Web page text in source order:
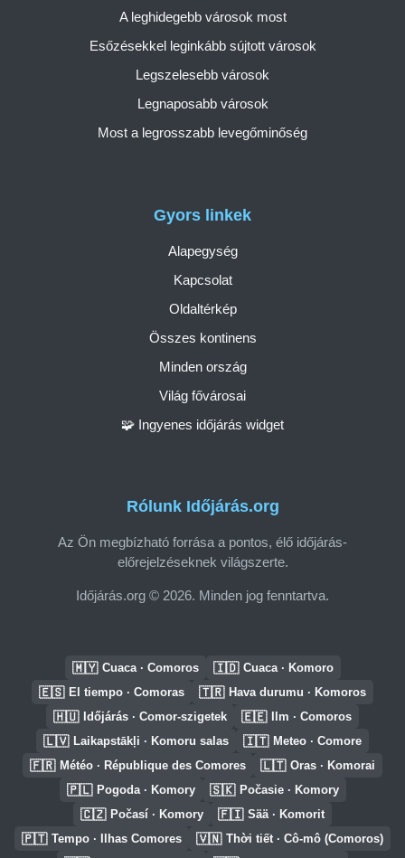
Rólunk Időjárás.org
Az Ön megbízható forrása a pontos, élő időjárás-
előrejelzéseknek világszerte.
Időjárás.org © 2026. Minden jog fenntartva.
Gyors linkek
Alapegység
Kapcsolat
Oldaltérkép
Összes kontinens
Minden ország
Világ fővárosai
🧩 Ingyenes időjárás widget
A leghidegebb városok most
Esőzésekkel leginkább sújtott városok
Legszelesebb városok
Legnaposabb városok
Most a legrosszabb levegőminőség
🇲🇾 Cuaca · Comoros 🇮🇩 Cuaca · Komoro
🇪🇸 El tiempo · Comoras 🇹🇷 Hava durumu · Komoros
🇭🇺 Időjárás · Comor-szigetek 🇪🇪 Ilm · Comoros
🇱🇻 Laikapstākļi · Komoru salas 🇮🇹 Meteo · Comore
🇫🇷 Météo · République des Comores 🇱🇹 Oras · Komorai
🇵🇱 Pogoda · Komory 🇸🇰 Počasie · Komory
🇨🇿 Počasí · Komory 🇫🇮 Sää · Komorit
🇵🇹 Tempo · Ilhas Comores 🇻🇳 Thời tiết · Cô-mô (Comoros)